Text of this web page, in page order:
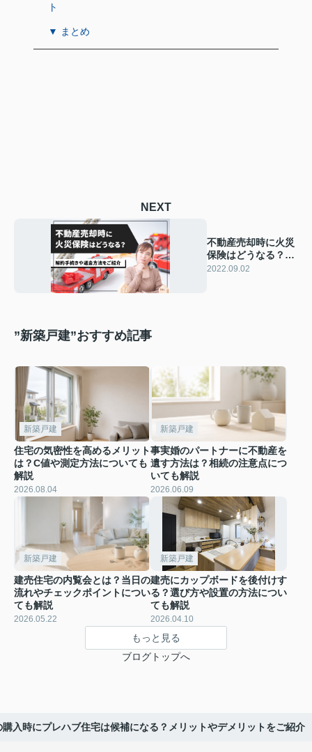
ト
▼ まとめ
NEXT
不動産売却時に火災
保険はどうなる？解
約手続きや返金方法
2022.09.02
”新築戸建”おすすめ記事
新築戸建
住宅の気密性を高めるメリット
は？C値や測定方法についても
解説
2026.08.04
新築戸建
事実婚のパートナーに不動産を
遺す方法は？相続の注意点につ
いても解説
2026.06.09
新築戸建
建売住宅の内覧会とは？当日の
流れやチェックポイントについ
ても解説
2026.05.22
新築戸建
建売にカップボードを後付けす
る？選び方や設置の方法につい
ても解説
2026.04.10
もっと見る
ブログトップへ
購入時にプレハブ住宅は候補になる？メリットやデメリットをご紹介